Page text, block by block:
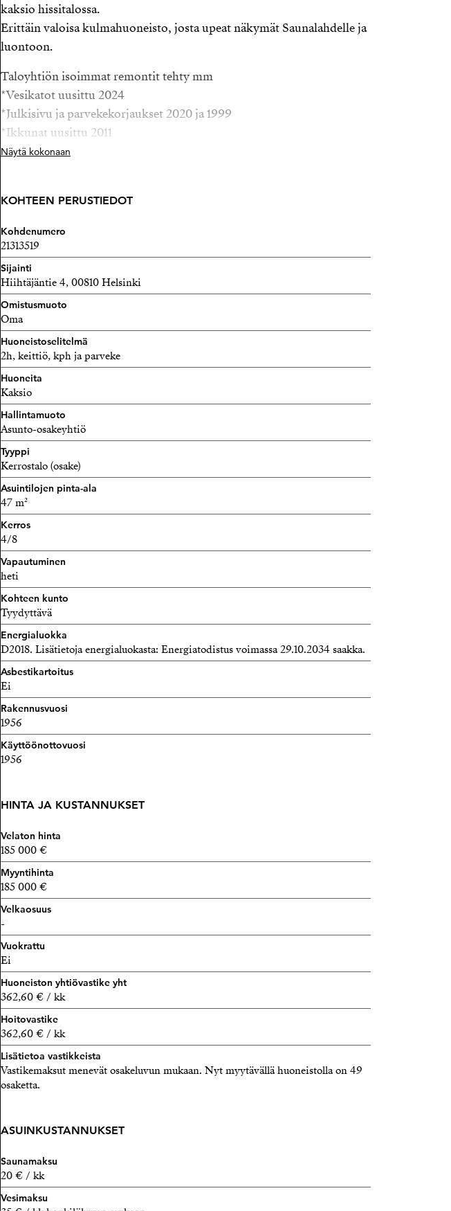
kaksio hissitalossa.
Erittäin valoisa kulmahuoneisto, josta upeat näkymät Saunalahdelle ja
luontoon.
Taloyhtiön isoimmat remontit tehty mm
*Vesikatot uusittu 2024
*Julkisivu ja parvekekorjaukset 2020 ja 1999
*Ikkunat uusittu 2011
*Putkiremotti 2006
Tiedustelut
Nina Norrgård
Kiinteistönvälittäjä, LKV
040 3523752
nina@strand.fi
Näytä kokonaan
KOHTEEN PERUSTIEDOT
Kohdenumero
21313519
Sijainti
Hiihtäjäntie 4, 00810 Helsinki
Omistusmuoto
Oma
Huoneistoselitelmä
2h, keittiö, kph ja parveke
Huoneita
Kaksio
Hallintamuoto
Asunto-osakeyhtiö
Tyyppi
Kerrostalo (osake)
Asuintilojen pinta-ala
47 m²
Kerros
4/8
Vapautuminen
heti
Kohteen kunto
Tyydyttävä
Energialuokka
D2018. Lisätietoja energialuokasta: Energiatodistus voimassa 29.10.2034 saakka.
Asbestikartoitus
Ei
Rakennusvuosi
1956
Käyttöönottovuosi
1956
HINTA JA KUSTANNUKSET
Velaton hinta
185 000 €
Myyntihinta
185 000 €
Velkaosuus
-
Vuokrattu
Ei
Huoneiston yhtiövastike yht
362,60 € / kk
Hoitovastike
362,60 € / kk
Lisätietoa vastikkeista
Vastikemaksut menevät osakeluvun mukaan. Nyt myytävällä huoneistolla on 49
osaketta.
ASUINKUSTANNUKSET
Saunamaksu
20 € / kk
Vesimaksu